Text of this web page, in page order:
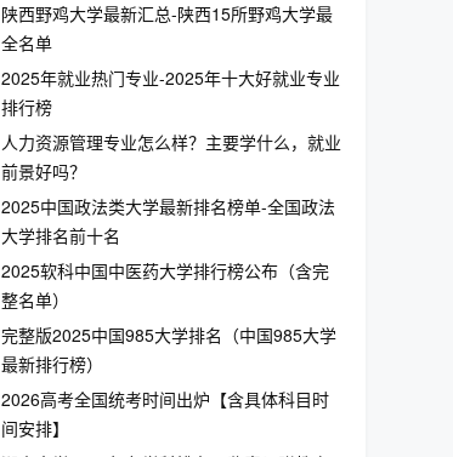
陕西野鸡大学最新汇总-陕西15所野鸡大学最
全名单
2025年就业热门专业-2025年十大好就业专业
排行榜
人力资源管理专业怎么样？主要学什么，就业
前景好吗？
2025中国政法类大学最新排名榜单-全国政法
大学排名前十名
2025软科中国中医药大学排行榜公布（含完
整名单）
完整版2025中国985大学排名（中国985大学
最新排行榜）
2026高考全国统考时间出炉【含具体科目时
间安排】